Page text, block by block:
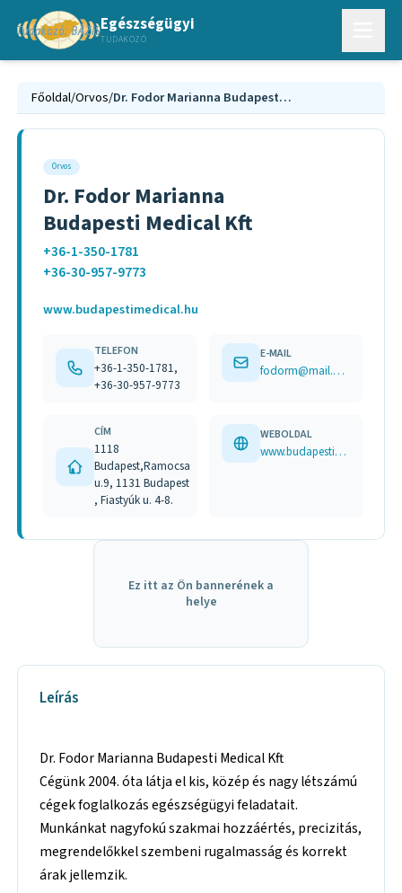
Egészségügyi
TUDAKOZÓ
Főoldal/Orvos/ Dr. Fodor Marianna Budapesti Medical Kft
Orvos
Dr. Fodor Marianna
Budapesti Medical Kft
+36-1-350-1781
+36-30-957-9773
www.budapestimedical.hu
TELEFON
+36-1-350-1781,
+36-30-957-9773
E-MAIL
fodorm@mail.datanet.hu
CÍM
1118
Budapest,Ramocsa
u.9, 1131 Budapest
, Fiastyúk u. 4-8.
WEBOLDAL
www.budapestimedical.hu
Ez itt az Ön bannerének a
helye
Leírás
Dr. Fodor Marianna Budapesti Medical Kft
Cégünk 2004. óta látja el kis, közép és nagy létszámú
cégek foglalkozás egészségügyi feladatait.
Munkánkat nagyfokú szakmai hozzáértés, precizitás,
megrendelőkkel szembeni rugalmasság és korrekt
árak jellemzik.